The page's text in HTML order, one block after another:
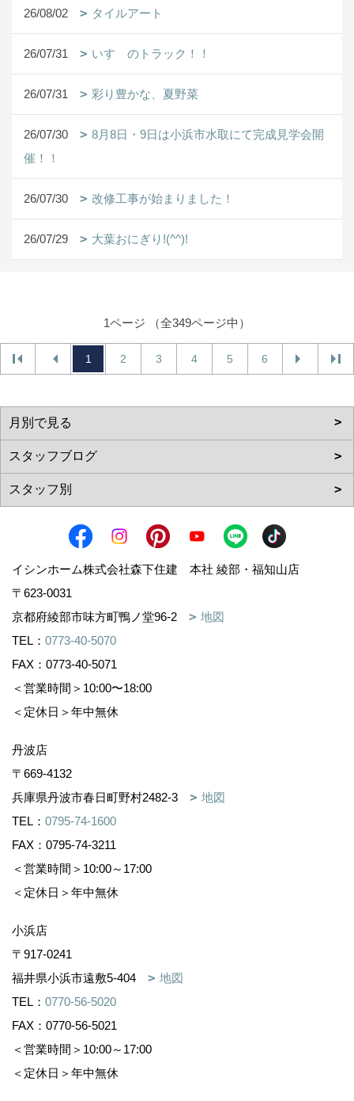
26/08/02 タイルアート
26/07/31 いすゞのトラック！！
26/07/31 彩り豊かな、夏野菜
26/07/30
8月8日・9日は小浜市水取にて完成見学会開
催！！
26/07/30 改修工事が始まりました！
26/07/29 大葉おにぎり!(^^)!
1ページ （全349ページ中）
1 2 3 4 5 6
イシンホーム株式会社森下住建 本社 綾部・福知山店
〒623-0031
京都府綾部市味方町鴨ノ堂96-2
地図
TEL： 0773-40-5070
FAX：0773-40-5071
＜営業時間＞10:00〜18:00
＜定休日＞年中無休
丹波店
〒669-4132
兵庫県丹波市春日町野村2482-3
地図
TEL： 0795-74-1600
FAX：0795-74-3211
＜営業時間＞10:00～17:00
＜定休日＞年中無休
小浜店
〒917-0241
福井県小浜市遠敷5-404
地図
TEL： 0770-56-5020
FAX：0770-56-5021
＜営業時間＞10:00～17:00
＜定休日＞年中無休